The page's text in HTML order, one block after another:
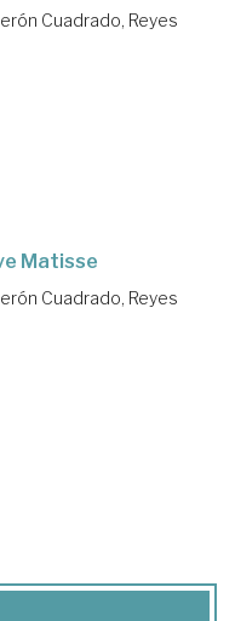
Cuadrado, Reyes
Matisse
Cuadrado, Reyes